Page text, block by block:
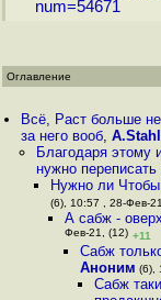
num=54671
Оглавление
Всё, Раст больше
за него вооб,A.Stahl
Благодаря этому
нужно переписать
Нужно ли
(6), 10:57 , 28-Фев-
А сабж -
Фев-21, (12) +11
Сабж
Аноним (6),
Сабж